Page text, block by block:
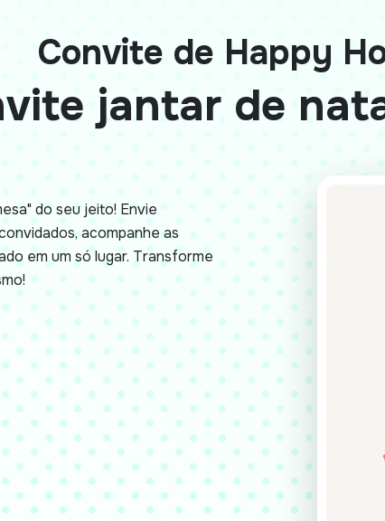
Convite de Happy
jantar de
do seu jeito! Envie
acompanhe as
em um só lugar. Transforme